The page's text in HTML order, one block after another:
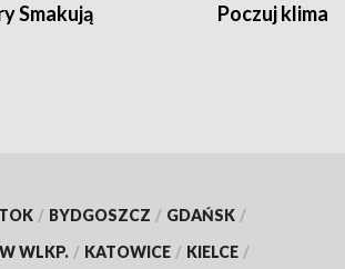
Smakują Poczuj klimat
/ BYDGOSZCZ / GDAŃSK /
WLKP. / KATOWICE / KIELCE /